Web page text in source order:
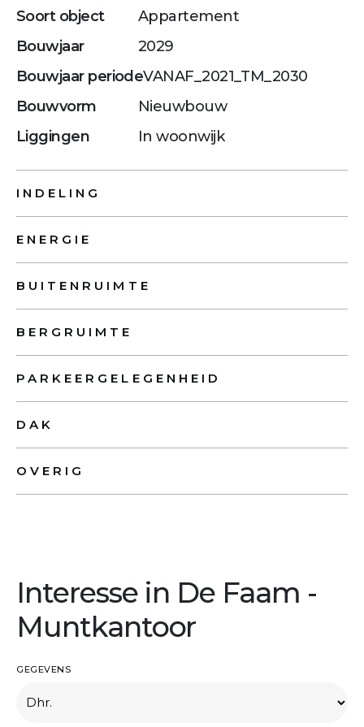
Soort object
Appartement
Bouwjaar
2029
Bouwjaar periodeVANAF_2021_TM_2030
Bouwvorm
Nieuwbouw
Liggingen
In woonwijk
INDELING
ENERGIE
BUITENRUIMTE
BERGRUIMTE
PARKEERGELEGENHEID
DAK
OVERIG
Interesse in De Faam -
Muntkantoor
GEGEVENS